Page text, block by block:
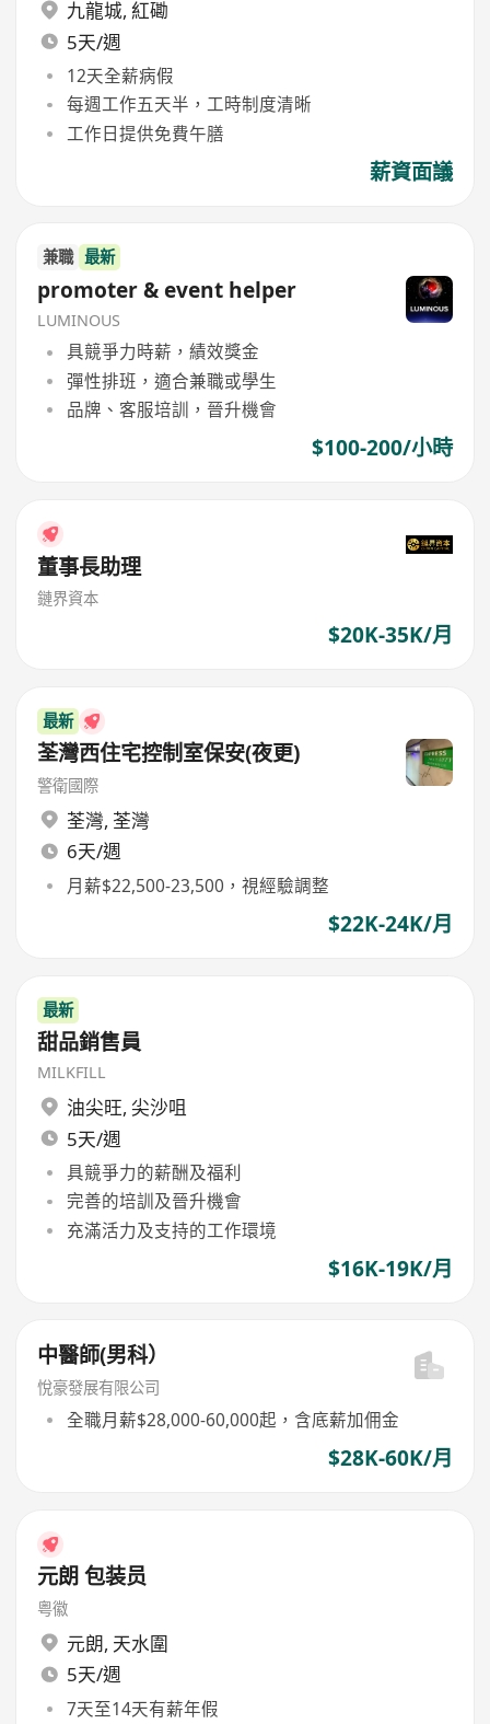
九龍城, 紅磡
5天/週
12天全薪病假
每週工作五天半，工時制度清晰
工作日提供免費午膳
薪資面議
兼職 最新
promoter & event helper
LUMINOUS
具競爭力時薪，績效獎金
彈性排班，適合兼職或學生
品牌、客服培訓，晉升機會
$100-200/小時
董事長助理
鏈界資本
$20K-35K/月
最新
荃灣西住宅控制室保安(夜更)
警衛國際
荃灣, 荃灣
6天/週
月薪$22,500-23,500，視經驗調整
$22K-24K/月
最新
甜品銷售員
MILKFILL
油尖旺, 尖沙咀
5天/週
具競爭力的薪酬及福利
完善的培訓及晉升機會
充滿活力及支持的工作環境
$16K-19K/月
中醫師(男科）
悅豪發展有限公司
全職月薪$28,000-60,000起，含底薪加佣金
$28K-60K/月
元朗 包装员
粤徽
元朗, 天水圍
5天/週
7天至14天有薪年假